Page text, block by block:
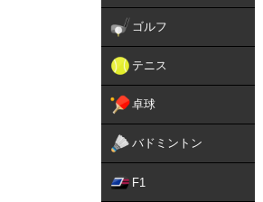
ゴルフ
テニス
卓球
バドミントン
F1